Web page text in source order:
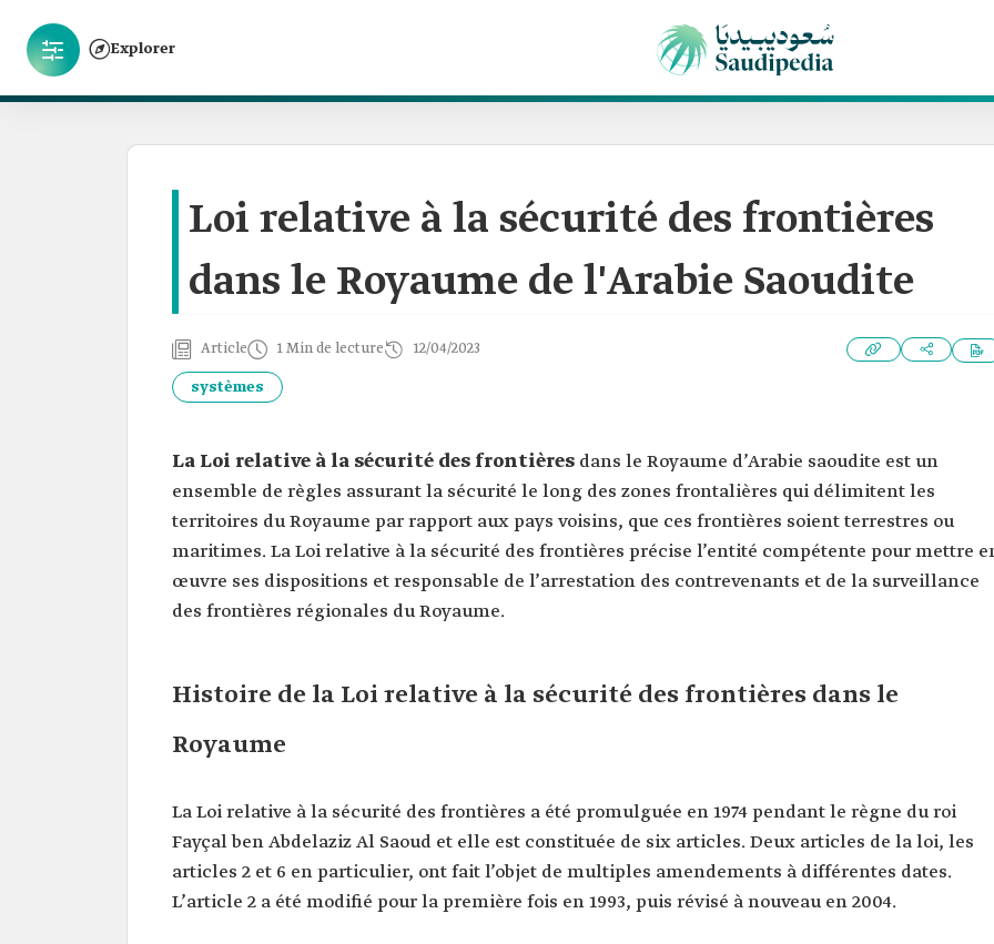
Explorer
Loi relative à la sécurité des frontières
dans le Royaume de l'Arabie Saoudite
Article 1 Min de lecture 12/04/2023
systèmes
La Loi relative à la sécurité des frontières dans le Royaume d’Arabie saoudite est un
ensemble de règles assurant la sécurité le long des zones frontalières qui délimitent les
territoires du Royaume par rapport aux pays voisins, que ces frontières soient terrestres ou
maritimes. La Loi relative à la sécurité des frontières précise l’entité compétente pour mettre
œuvre ses dispositions et responsable de l’arrestation des contrevenants et de la surveillance
des frontières régionales du Royaume.
Histoire de la Loi relative à la sécurité des frontières dans le
Royaume
La Loi relative à la sécurité des frontières a été promulguée en 1974 pendant le règne du roi
Fayçal ben Abdelaziz Al Saoud et elle est constituée de six articles. Deux articles de la loi, les
articles 2 et 6 en particulier, ont fait l’objet de multiples amendements à différentes dates.
L’article 2 a été modifié pour la première fois en 1993, puis révisé à nouveau en 2004.